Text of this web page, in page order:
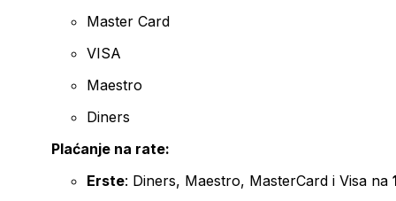
Master Card
VISA
Maestro
Diners
Plaćanje na rate:
Erste: Diners, Maestro, MasterCard i Visa na